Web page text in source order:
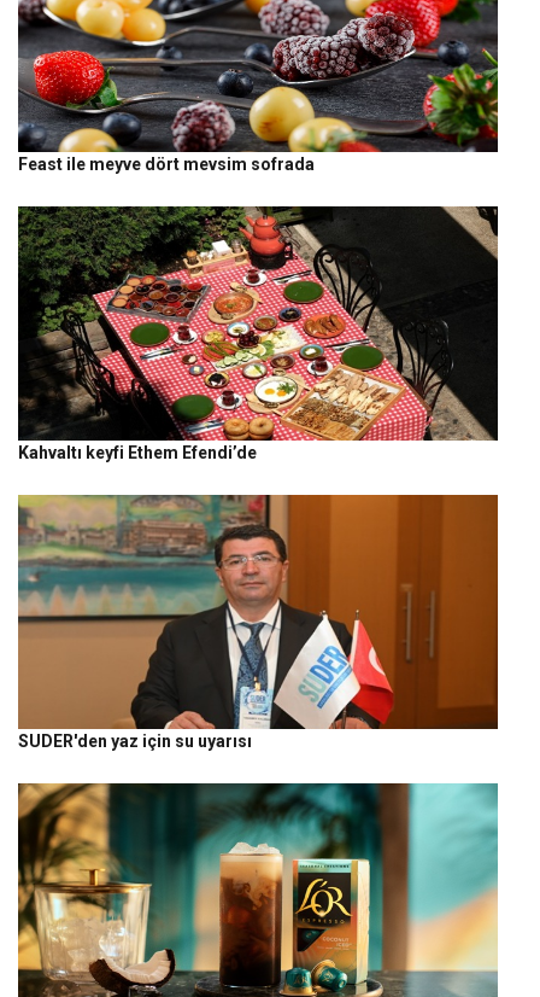
Feast ile meyve dört mevsim sofrada
Kahvaltı keyfi Ethem Efendi’de
SUDER'den yaz için su uyarısı